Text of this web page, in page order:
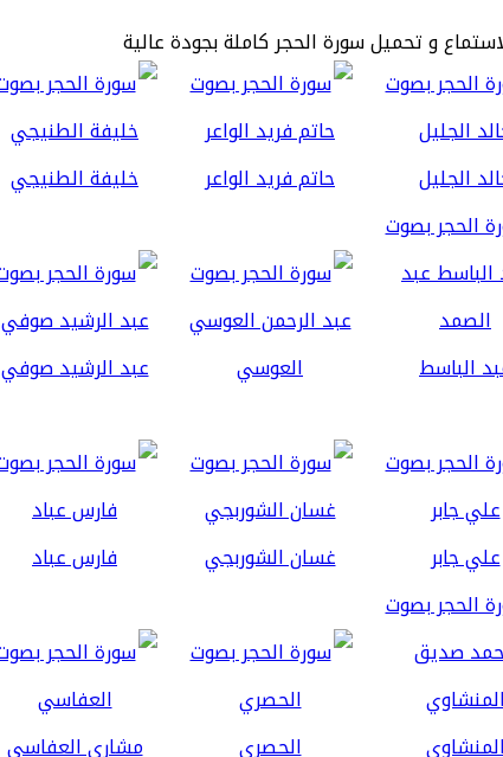
و تحميل سورة الحجر كاملة بجودة عالية
الجليل حاتم فريد الواعر خليفة الطنيجي
الباسط العوسي عبد الرشيد صوفي
علي جابر غسان الشوربجي فارس عباد
الحصري مشاري العفاسي